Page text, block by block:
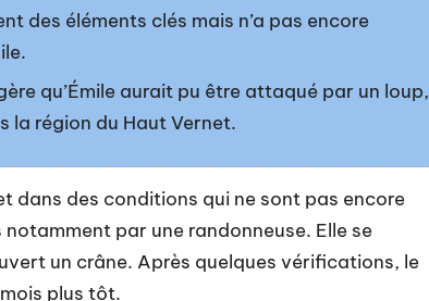
des éléments clés mais n’a pas encore
qu’Émile aurait pu être attaqué par un loup,
la région du Haut Vernet.
dans des conditions qui ne sont pas encore
par une randonneuse. Elle se
un crâne. Après quelques vérifications, le
plus tôt.